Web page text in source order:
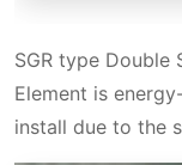
SGR type Double
Element is
install due to the